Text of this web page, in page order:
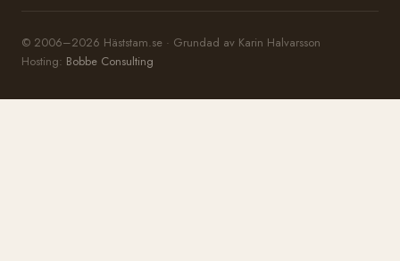
© 2006–2026 Häststam.se · Grundad av Karin Halvarsson
Hosting: Bobbe Consulting